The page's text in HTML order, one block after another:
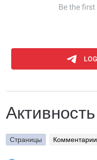
Активность
Страницы Комментарии